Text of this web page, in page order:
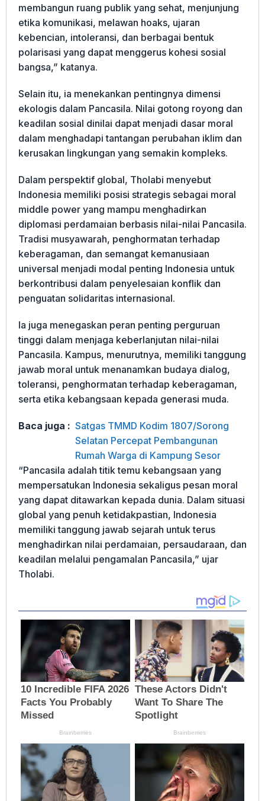
membangun ruang publik yang sehat, menjunjung
etika komunikasi, melawan hoaks, ujaran
kebencian, intoleransi, dan berbagai bentuk
polarisasi yang dapat menggerus kohesi sosial
bangsa,” katanya.
Selain itu, ia menekankan pentingnya dimensi
ekologis dalam Pancasila. Nilai gotong royong dan
keadilan sosial dinilai dapat menjadi dasar moral
dalam menghadapi tantangan perubahan iklim dan
kerusakan lingkungan yang semakin kompleks.
Dalam perspektif global, Tholabi menyebut
Indonesia memiliki posisi strategis sebagai moral
middle power yang mampu menghadirkan
diplomasi perdamaian berbasis nilai-nilai Pancasila.
Tradisi musyawarah, penghormatan terhadap
keberagaman, dan semangat kemanusiaan
universal menjadi modal penting Indonesia untuk
berkontribusi dalam penyelesaian konflik dan
penguatan solidaritas internasional.
Ia juga menegaskan peran penting perguruan
tinggi dalam menjaga keberlanjutan nilai-nilai
Pancasila. Kampus, menurutnya, memiliki tanggung
jawab moral untuk menanamkan budaya dialog,
toleransi, penghormatan terhadap keberagaman,
serta etika kebangsaan kepada generasi muda.
Baca juga : Satgas TMMD Kodim 1807/Sorong
Selatan Percepat Pembangunan
Rumah Warga di Kampung Sesor
“Pancasila adalah titik temu kebangsaan yang
mempersatukan Indonesia sekaligus pesan moral
yang dapat ditawarkan kepada dunia. Dalam situasi
global yang penuh ketidakpastian, Indonesia
memiliki tanggung jawab sejarah untuk terus
menghadirkan nilai perdamaian, persaudaraan, dan
keadilan melalui pengamalan Pancasila,” ujar
Tholabi.